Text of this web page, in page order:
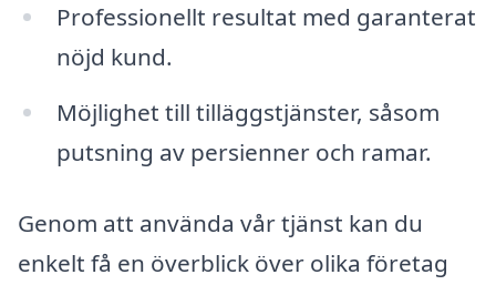
Professionellt resultat med garanterat
nöjd kund.
Möjlighet till tilläggstjänster, såsom
putsning av persienner och ramar.
Genom att använda vår tjänst kan du
enkelt få en överblick över olika företag